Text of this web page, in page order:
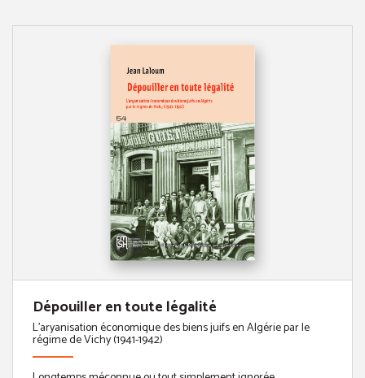
Dépouiller en toute légalité
L'aryanisation économique des biens juifs en Algérie par le
régime de Vichy (1941-1942)